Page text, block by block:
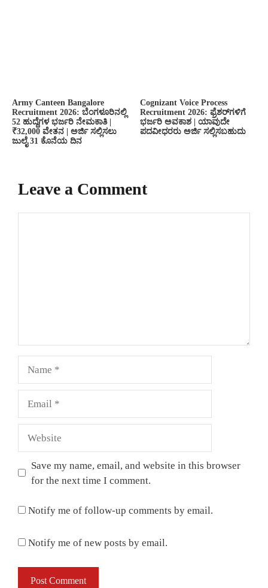
Army Canteen Bangalore
Recruitment 2026: ಬೆಂಗಳೂರಿನಲ್ಲಿ
52 ಹುದ್ದೆಗಳ ಭರ್ಜರಿ ನೇಮಕಾತಿ |
₹32,000 ವೇತನ | ಅರ್ಜಿ ಸಲ್ಲಿಸಲು
ಜುಲೈ 31 ಕೊನೆಯ ದಿನ
Cognizant Voice Process
Recruitment 2026: ಫ್ರೆಶರ್‌ಗಳಿಗೆ
ಭರ್ಜರಿ ಅವಕಾಶ | ಯಾವುದೇ
ಪದವೀಧರರು ಅರ್ಜಿ ಸಲ್ಲಿಸಬಹುದು
Leave a Comment
Save my name, email, and website in this browser
for the next time I comment.
Notify me of follow-up comments by email.
Notify me of new posts by email.